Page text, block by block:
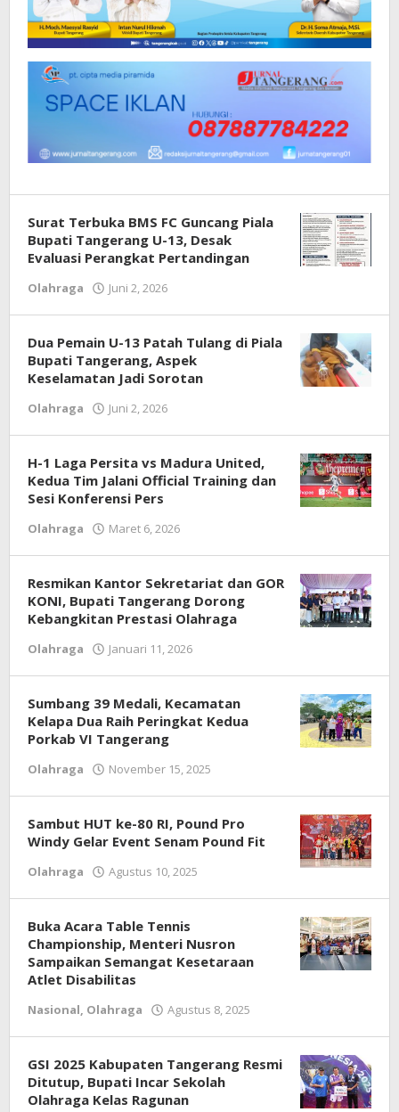
Surat Terbuka BMS FC Guncang Piala
Bupati Tangerang U-13, Desak
Evaluasi Perangkat Pertandingan
Olahraga Juni 2, 2026
Dua Pemain U-13 Patah Tulang di Piala
Bupati Tangerang, Aspek
Keselamatan Jadi Sorotan
Olahraga Juni 2, 2026
H-1 Laga Persita vs Madura United,
Kedua Tim Jalani Official Training dan
Sesi Konferensi Pers
Olahraga Maret 6, 2026
Resmikan Kantor Sekretariat dan GOR
KONI, Bupati Tangerang Dorong
Kebangkitan Prestasi Olahraga
Olahraga Januari 11, 2026
Sumbang 39 Medali, Kecamatan
Kelapa Dua Raih Peringkat Kedua
Porkab VI Tangerang
Olahraga November 15, 2025
Sambut HUT ke-80 RI, Pound Pro
Windy Gelar Event Senam Pound Fit
Olahraga Agustus 10, 2025
Buka Acara Table Tennis
Championship, Menteri Nusron
Sampaikan Semangat Kesetaraan
Atlet Disabilitas
Nasional, Olahraga Agustus 8, 2025
GSI 2025 Kabupaten Tangerang Resmi
Ditutup, Bupati Incar Sekolah
Olahraga Kelas Ragunan